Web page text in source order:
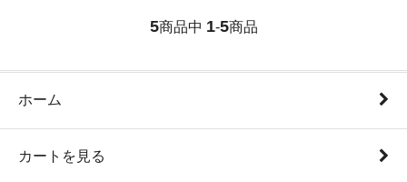
5商品中 1-5商品
ホーム
カートを見る